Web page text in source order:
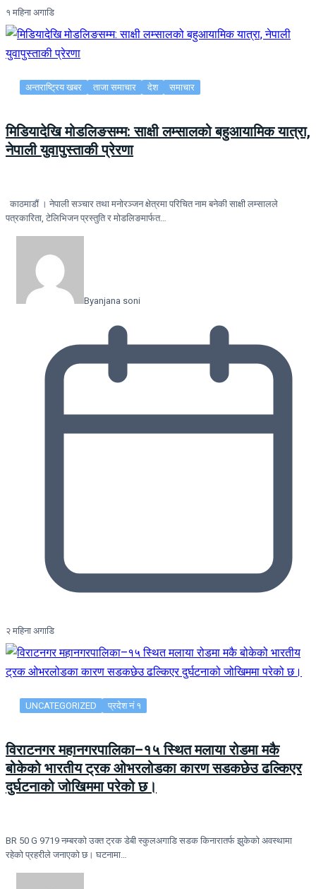
१ महिना अगाडि
अन्तराष्ट्रिय खबर ताजा समाचार देश समाचार
मिडियादेखि मोडलिङसम्म: साक्षी लम्सालको बहुआयामिक यात्रा,
नेपाली युवापुस्ताकी प्रेरणा
काठमाडौं । नेपाली सञ्चार तथा मनोरञ्जन क्षेत्रमा परिचित नाम बनेकी साक्षी लम्सालले
पत्रकारिता, टेलिभिजन प्रस्तुति र मोडलिङमार्फत…
Byanjana soni
२ महिना अगाडि
UNCATEGORIZED प्रदेश नं १
विराटनगर महानगरपालिका–१५ स्थित मलाया रोडमा मकै
बोकेको भारतीय ट्रक ओभरलोडका कारण सडकछेउ ढल्किएर
दुर्घटनाको जोखिममा परेको छ।
BR 50 G 9719 नम्बरको उक्त ट्रक डेबी स्कुलअगाडि सडक किनारातर्फ झुकेको अवस्थामा
रहेको प्रहरीले जनाएको छ। घटनामा…